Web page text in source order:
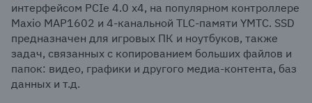
интерфейсом PCIe 4.0 x4, на популярном контроллере
Maxio MAP1602 и 4-канальной TLC-памяти YMTC. SSD
предназначен для игровых ПК и ноутбуков, также
задач, связанных с копированием больших файлов и
папок: видео, графики и другого медиа-контента, баз
данных и т.д.